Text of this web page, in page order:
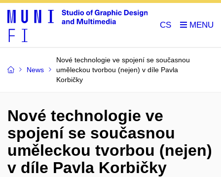
CS
News
Nové technologie ve spojení se současnou
uměleckou tvorbou (nejen) v díle Pavla
Korbičky
Nové technologie ve
spojení se současnou
uměleckou tvorbou (nejen)
v díle Pavla Korbičky